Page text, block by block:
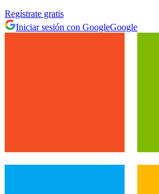
Regístrate gratis
Iniciar sesión con GoogleGoogle